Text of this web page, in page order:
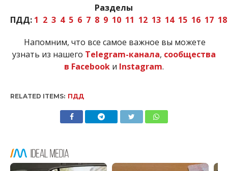
Разделы
ПДД: 1 2 3 4 5 6 7 8 9 10 11 12 13 14 15 16 17 18
Напомним, что все самое важное вы можете
узнать из нашего Telegram-канала, сообщества
в Facebookи Instagram.
RELATED ITEMS: ПДД